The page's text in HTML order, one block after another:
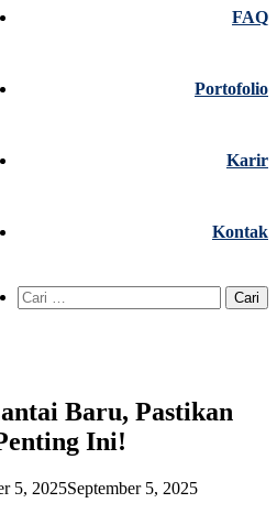
FAQ
Portofolio
Karir
Kontak
Cari
untuk:
Baru, Pastikan
Ini!
5, 2025September 5, 2025